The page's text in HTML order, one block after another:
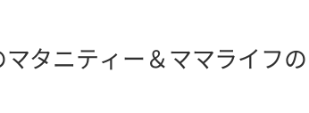
タニティー＆ママライフの